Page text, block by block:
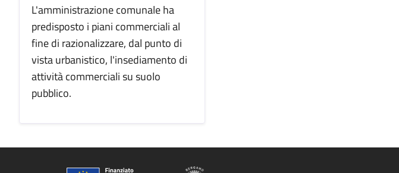
L'amministrazione comunale ha
predisposto i piani commerciali al
fine di razionalizzare, dal punto di
vista urbanistico, l'insediamento di
attività commerciali su suolo
pubblico.